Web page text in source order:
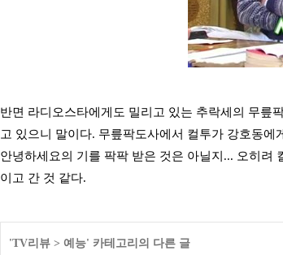
반면 라디오스타에게도 밀리고 있는 추락세의 무릎
고 있으니 말이다. 무릎팍도사에서 컬투가 강호동
안녕하세요의 기를 팍팍 받은 것은 아닐지... 오히려
이고 간 것 같다.
'TV리뷰 > 예능' 카테고리의 다른 글